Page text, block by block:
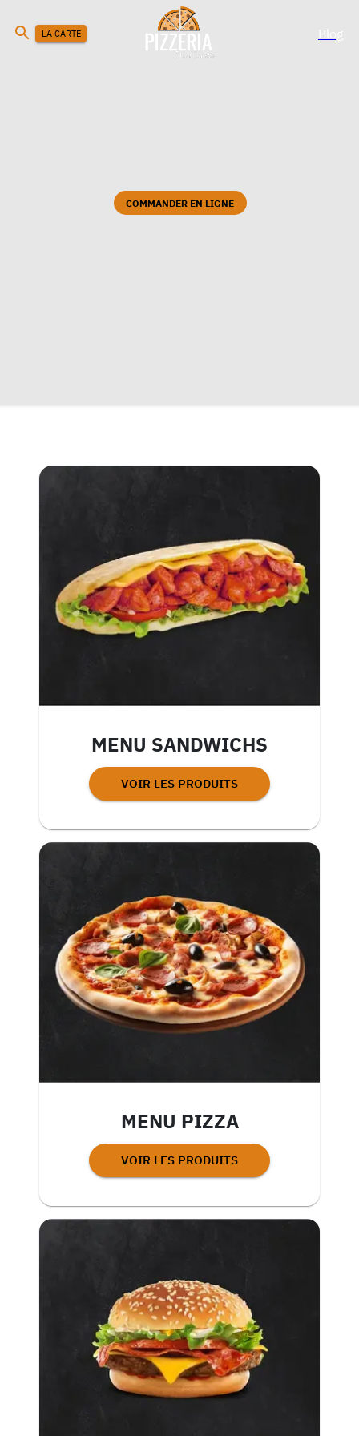
LA CARTE Blog
COMMANDER EN LIGNE
MENU SANDWICHS
VOIR LES PRODUITS
MENU PIZZA
VOIR LES PRODUITS